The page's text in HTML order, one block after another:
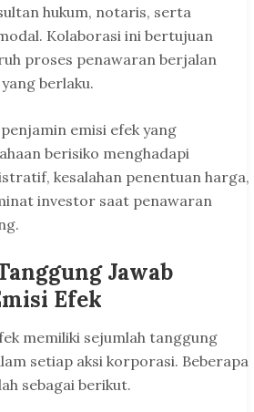
hukum, notaris, serta
Kolaborasi ini bertujuan
proses penawaran berjalan
berlaku.
emisi efek yang
berisiko menghadapi
kesalahan penentuan harga,
investor saat penawaran
Jawab
Efek
memiliki sejumlah tanggung
setiap aksi korporasi. Beberapa
sebagai berikut.